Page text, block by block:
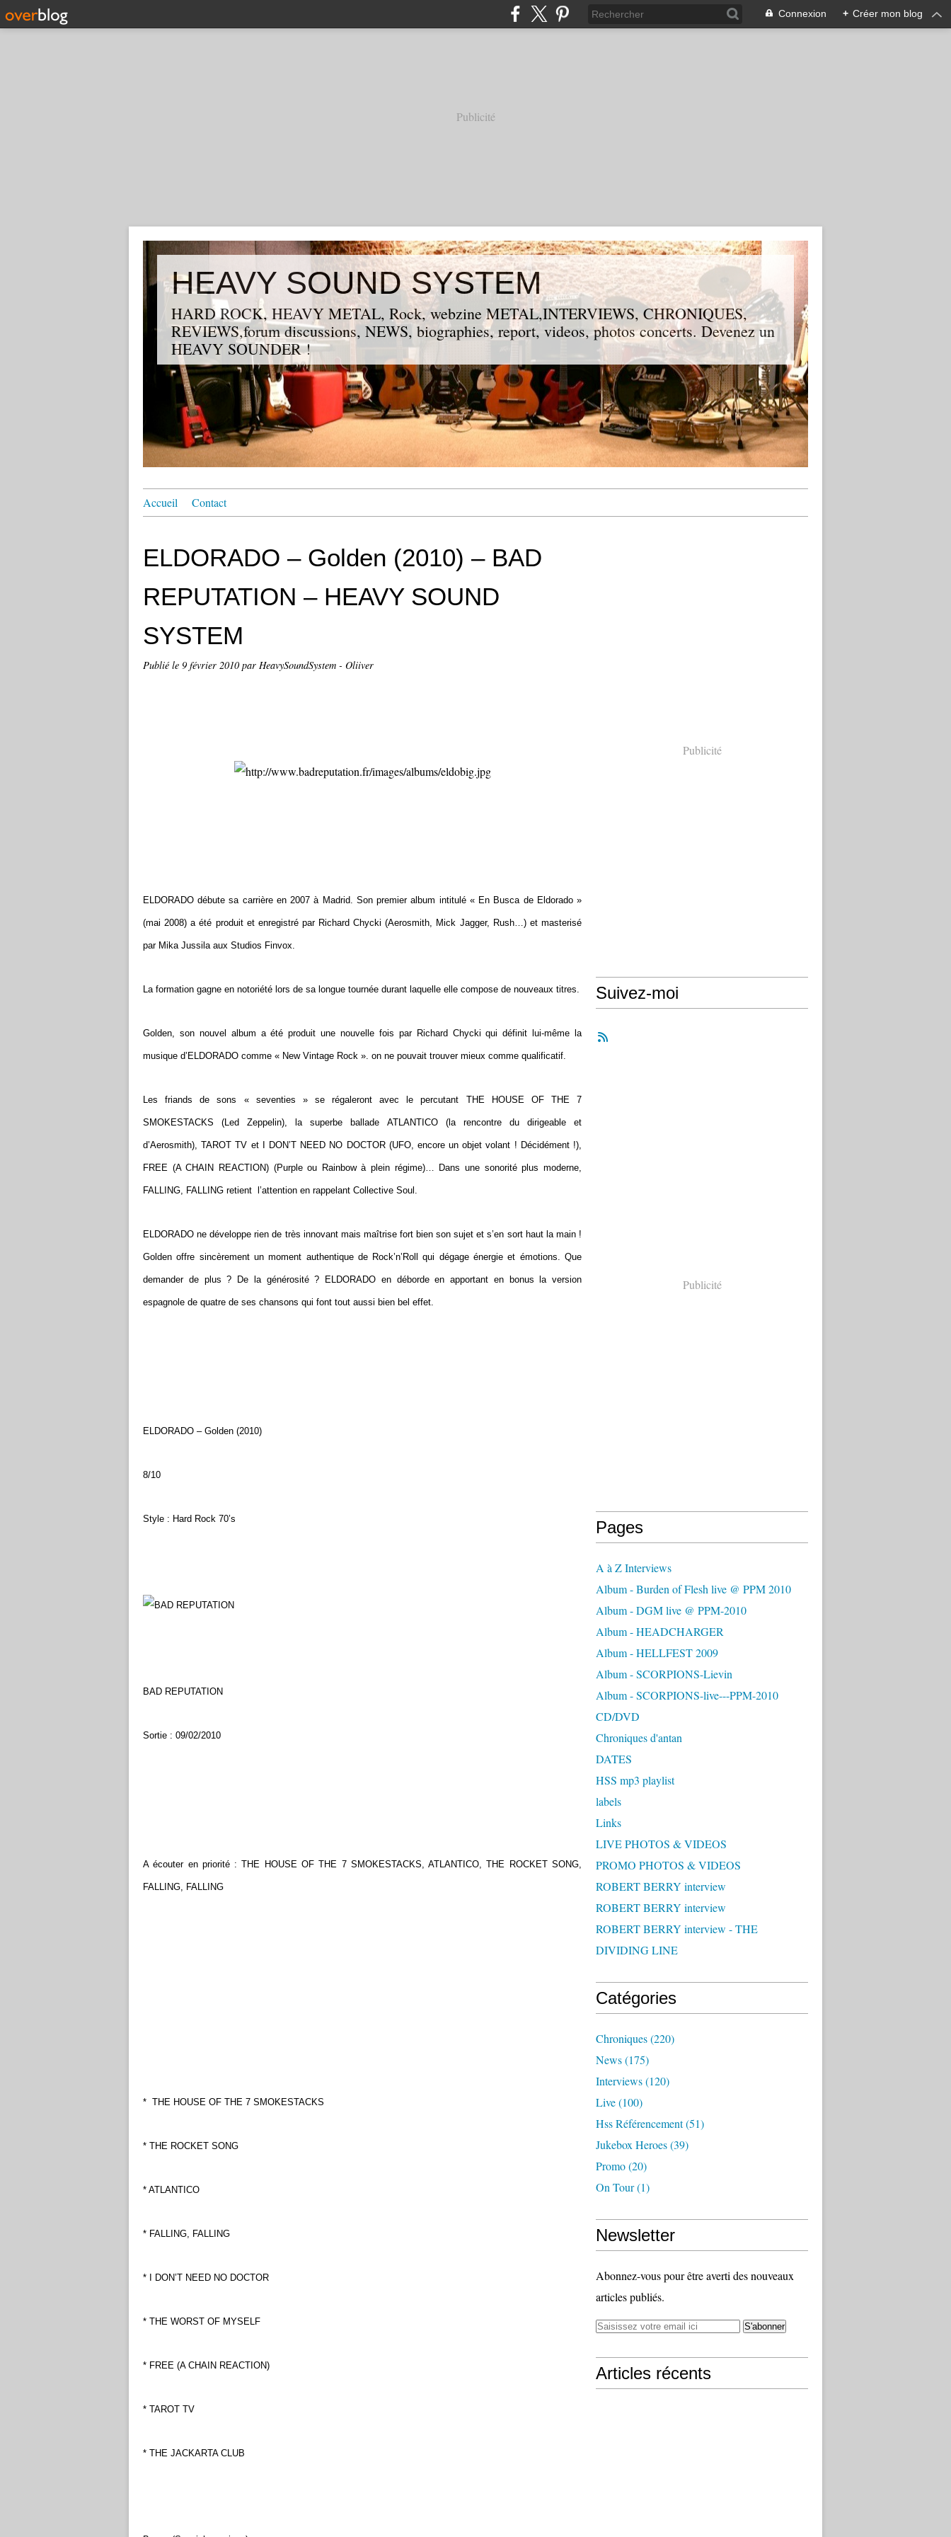
Connexion + Créer mon blog
Publicité
HEAVY SOUND SYSTEM
HARD ROCK, HEAVY METAL, Rock, webzine METAL,INTERVIEWS, CHRONIQUES,
REVIEWS,forum discussions, NEWS, biographies, report, videos, photos concerts. Devenez un
HEAVY SOUNDER !
Accueil Contact
ELDORADO – Golden (2010) – BAD
REPUTATION – HEAVY SOUND
SYSTEM
Publié le 9 février 2010par HeavySoundSystem - Oliiver
ELDORADO débute sa carrière en 2007 à Madrid. Son premier album intitulé « En Busca de Eldorado »
(mai 2008) a été produit et enregistré par Richard Chycki (Aerosmith, Mick Jagger, Rush…) et masterisé
par Mika Jussila aux Studios Finvox.
La formation gagne en notoriété lors de sa longue tournée durant laquelle elle compose de nouveaux titres.
Golden, son nouvel album a été produit une nouvelle fois par Richard Chycki qui définit lui-même la
musique d’ELDORADO comme « New Vintage Rock ». on ne pouvait trouver mieux comme qualificatif.
Les friands de sons « seventies » se régaleront avec le percutant THE HOUSE OF THE 7
SMOKESTACKS (Led Zeppelin), la superbe ballade ATLANTICO (la rencontre du dirigeable et
d’Aerosmith), TAROT TV et I DON’T NEED NO DOCTOR (UFO, encore un objet volant ! Décidément !),
FREE (A CHAIN REACTION) (Purple ou Rainbow à plein régime)… Dans une sonorité plus moderne,
FALLING, FALLING retient l’attention en rappelant Collective Soul.
ELDORADO ne développe rien de très innovant mais maîtrise fort bien son sujet et s’en sort haut la main !
Golden offre sincèrement un moment authentique de Rock’n’Roll qui dégage énergie et émotions. Que
demander de plus ? De la générosité ? ELDORADO en déborde en apportant en bonus la version
espagnole de quatre de ses chansons qui font tout aussi bien bel effet.
ELDORADO – Golden (2010)
8/10
Style : Hard Rock 70’s
BAD REPUTATION
Sortie : 09/02/2010
A écouter en priorité : THE HOUSE OF THE 7 SMOKESTACKS, ATLANTICO, THE ROCKET SONG,
FALLING, FALLING
* THE HOUSE OF THE 7 SMOKESTACKS
* THE ROCKET SONG
* ATLANTICO
* FALLING, FALLING
* I DON’T NEED NO DOCTOR
* THE WORST OF MYSELF
* FREE (A CHAIN REACTION)
* TAROT TV
* THE JACKARTA CLUB
Publicité
Suivez-moi
Publicité
Pages
A à Z Interviews
Album - Burden of Flesh live @ PPM 2010
Album - DGM live @ PPM-2010
Album - HEADCHARGER
Album - HELLFEST 2009
Album - SCORPIONS-Lievin
Album - SCORPIONS-live---PPM-2010
CD/DVD
Chroniques d'antan
DATES
HSS mp3 playlist
labels
Links
LIVE PHOTOS & VIDEOS
PROMO PHOTOS & VIDEOS
ROBERT BERRY interview
ROBERT BERRY interview
ROBERT BERRY interview - THE
DIVIDING LINE
Catégories
Chroniques(220)
News(175)
Interviews(120)
Live(100)
Hss Référencement(51)
Jukebox Heroes(39)
Promo(20)
On Tour(1)
Newsletter
Abonnez-vous pour être averti des nouveaux
articles publiés.
Articles récents